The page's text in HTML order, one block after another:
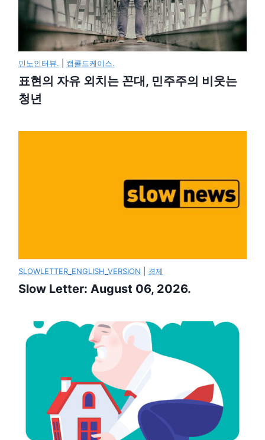
민노인터뷰. 캡콜드케이스.
표현의 자유 외치는 꼰대, 민주주의 비웃는
청년
SLOWLETTER_ENGLISH_VERSION 경제
Slow Letter: August 06, 2026.